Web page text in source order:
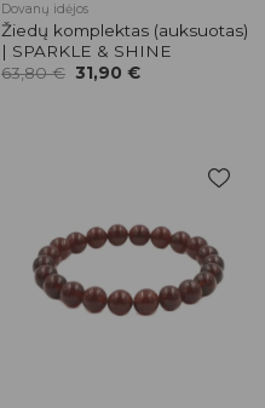
Dovanų idėjos
Žiedų komplektas (auksuotas)
| SPARKLE & SHINE
63,80€ Original
price
31,90€Current
patikusios
prekės